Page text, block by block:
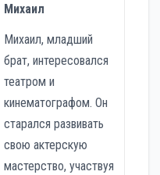
Михаил
Михаил, младший
брат, интересовался
театром и
кинематографом. Он
старался развивать
свою актерскую
мастерство, участвуя